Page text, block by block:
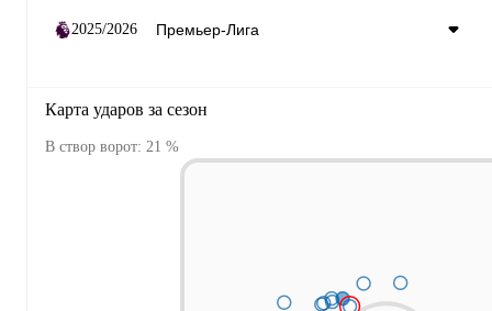
2025/2026
Карта ударов за сезон
В створ ворот: 21 %